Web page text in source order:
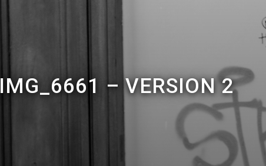
IMG_6661 – VERSION 2